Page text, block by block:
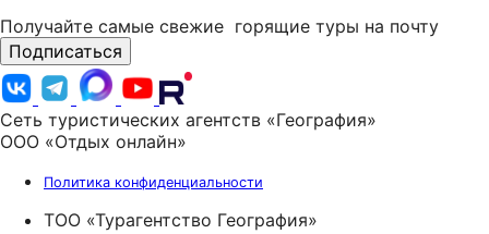
Получайте самые свежие горящие туры на почту
Подписаться
Сеть туристических агентств «География»
ООО «Отдых онлайн»
Политика конфиденциальности
ТОО «Турагентство География»